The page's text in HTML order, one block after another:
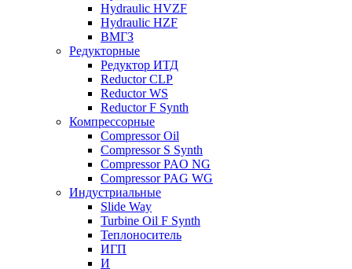
Hydraulic HVZF
Hydraulic HZF
ВМГЗ
Редукторные
Редуктор ИТД
Reductor CLP
Reductor WS
Reductor F Synth
Компрессорные
Compressor Oil
Compressor S Synth
Compressor PAO NG
Compressor PAG WG
Индустриальные
Slide Way
Turbine Oil F Synth
Теплоноситель
ИГП
И